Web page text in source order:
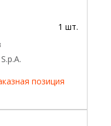
1 шт.
позиция